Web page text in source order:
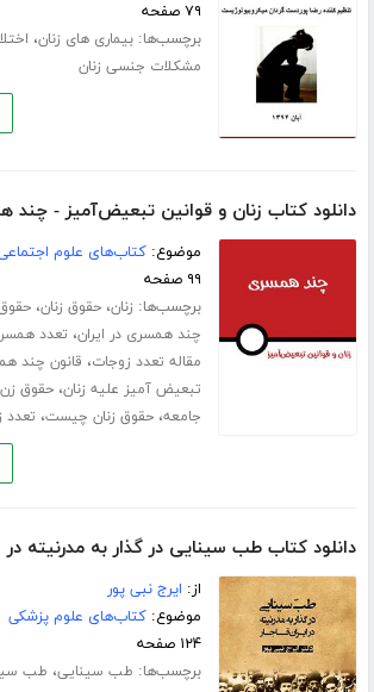
۷۹ صفحه
برچسب‌ها:بیماری های زنان،
مشکلات جنسی زنان
دانلود کتاب زنان و قوانین تبعیض‌آمیز - چند
موضوع:کتاب‌های علوم
۹۹ صفحه
برچسب‌ها: زنان،حقوق زنان،
چند همسری در ایران، تعدد همسر
مقاله تعدد زوجات، قانون چند
تبعیض آمیز علیه زنان،حقوق زن
جامعه،حقوق زنان چیست، تعدد
دانلود کتاب طب سینایی در گذار به مدرنیته در
از: ایرج نبی پور
موضوع:کتاب‌های علوم پزشکی
۱۲۴ صفحه
برچسب‌ها: طب سینایی، طب